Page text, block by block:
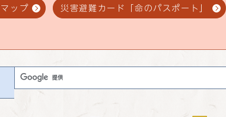
ップ 災害避難カード「命のパスポート」